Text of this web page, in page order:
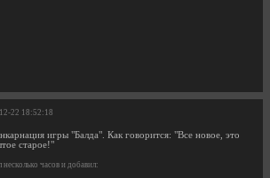
12-22 18:52:18
игры "Балда". Как говорится: "Все новое, это
старое!"
несколько часов и добавил: